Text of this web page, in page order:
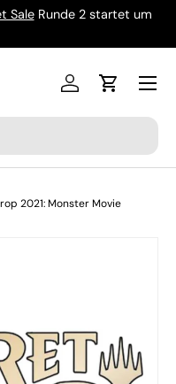
SaleRunde 2 startet um
Einloggen
Menü
2021: Monster Movie